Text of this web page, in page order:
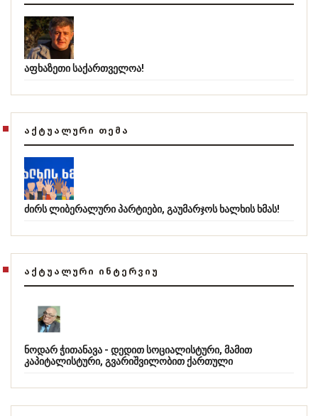
აფხაზეთი საქართველოა!
ᲐᲥᲢᲣᲐᲚᲣᲠᲘ ᲗᲔᲛᲐ
ძირს ლიბერალური პარტიები, გაუმარჯოს ხალხის ხმას!
ᲐᲥᲢᲣᲐᲚᲣᲠᲘ ᲘᲜᲢᲔᲠᲕᲘᲣ
ნოდარ ჭითანავა - დედით სოციალისტური, მამით
კაპიტალისტური, გვარიშვილობით ქართული